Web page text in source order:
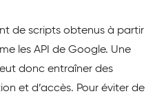
de scripts obtenus à partir
les API de Google. Une
donc entraîner des
et d’accès. Pour éviter de